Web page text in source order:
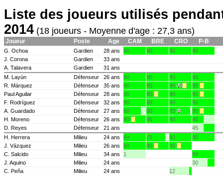
Liste des joueurs utilisés
2014 (18 joueurs - Moyenne d'age : 27,3 ans)
Joueur Poste Age CAM BRE CRO P-B
G. Ochoa Gardien 28 ans 90 90 90
90
J. Corona
Gardien
33 ans
A. Talavera
Gardien
31 ans
M. Layún
Défenseur 26 ans 90 90 90
90
R. Márquez
Défenseur 35 ans 90 90 90
90
Paul Aguilar
Défenseur 28 ans 90 90 90
90
F. Rodríguez
Défenseur 32 ans 90 90 90
90
A. Guardado
Défenseur 27 ans 68 90 83
90
H. Moreno
Défenseur 26 ans 90 90 90
45
D. Reyes
Défenseur 21 ans
45
H. Herrera
Milieu 24 ans 89 75 90
90
J. Vázquez
Milieu 26 ans 90 90
90
C. Salcido
Milieu 34 ans 1
90
J. Aquino
Milieu 24 ans
30
C. Peña
Milieu 24 ans
12